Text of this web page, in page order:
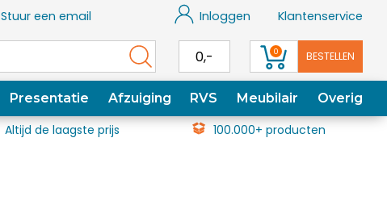
Stuur een email Inloggen Klantenservice
0,- 0 BESTELLEN
Presentatie Afzuiging RVS Meubilair Overig
Altijd de laagste prijs 100.000+ producten